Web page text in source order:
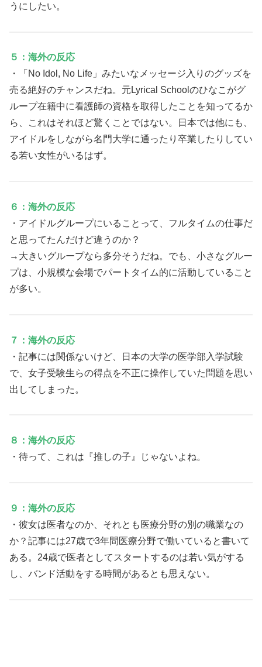
うにしたい。
５：海外の反応
・「No Idol, No Life」みたいなメッセージ入りのグッズを
売る絶好のチャンスだね。元Lyrical Schoolのひなこがグ
ループ在籍中に看護師の資格を取得したことを知ってるか
ら、これはそれほど驚くことではない。日本では他にも、
アイドルをしながら名門大学に通ったり卒業したりしてい
る若い女性がいるはず。
６：海外の反応
・アイドルグループにいることって、フルタイムの仕事だ
と思ってたんだけど違うのか？
→大きいグループなら多分そうだね。でも、小さなグルー
プは、小規模な会場でパートタイム的に活動していること
が多い。
７：海外の反応
・記事には関係ないけど、日本の大学の医学部入学試験
で、女子受験生らの得点を不正に操作していた問題を思い
出してしまった。
８：海外の反応
・待って、これは『推しの子』じゃないよね。
９：海外の反応
・彼女は医者なのか、それとも医療分野の別の職業なの
か？記事には27歳で3年間医療分野で働いていると書いて
ある。24歳で医者としてスタートするのは若い気がする
し、バンド活動をする時間があるとも思えない。